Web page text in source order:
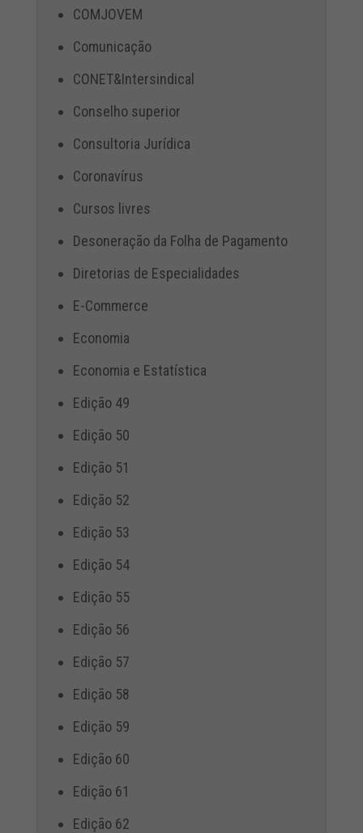
COMJOVEM
Comunicação
CONET&Intersindical
Conselho superior
Consultoria Jurídica
Coronavírus
Cursos livres
Desoneração da Folha de Pagamento
Diretorias de Especialidades
E-Commerce
Economia
Economia e Estatística
Edição 49
Edição 50
Edição 51
Edição 52
Edição 53
Edição 54
Edição 55
Edição 56
Edição 57
Edição 58
Edição 59
Edição 60
Edição 61
Edição 62